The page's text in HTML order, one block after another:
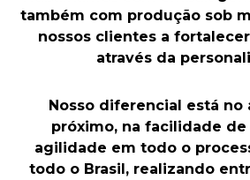
também com produção sob
nossos clientes a
através da
Nosso diferencial está
próximo, na facilidade de
agilidade em todo o
todo o Brasil, realizando